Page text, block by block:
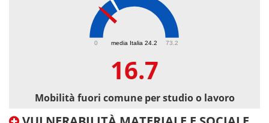
media Italia 24.2
0 73.2
16.7
Mobilità fuori comune per studio o lavoro